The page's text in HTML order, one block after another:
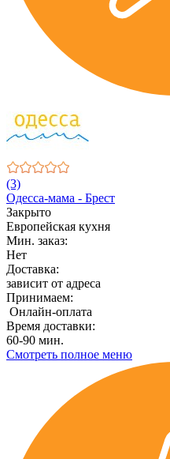
(3)
Одесса-мама - Брест
Закрыто
Европейская кухня
Мин. заказ:
Нет
Доставка:
зависит от адреса
Принимаем:
Онлайн-оплата
Время доставки:
60-90 мин.
Смотреть полное меню